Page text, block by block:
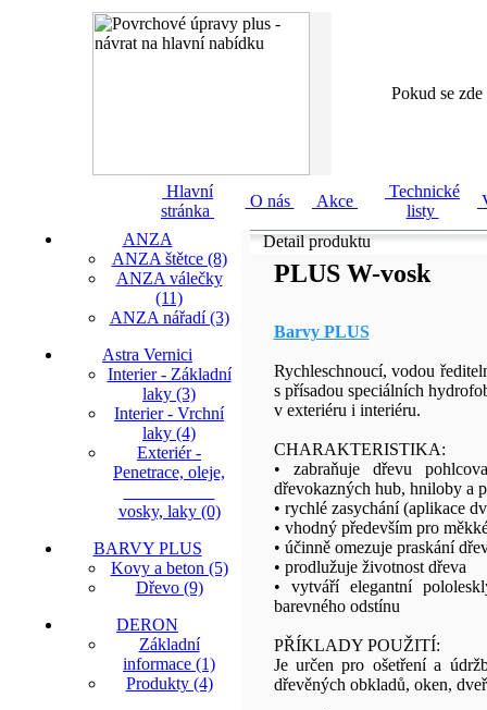
Pokud se
Hlavní
stránka
O nás Akce
Technické
listy
ANZA
ANZA štětce (8)
ANZA válečky
(11)
ANZA nářadí (3)
Astra Vernici
Interier - Základní
laky (3)
Interier - Vrchní
laky (4)
Exteriér -
Penetrace, oleje,
vosky, laky (0)
BARVY PLUS
Kovy a beton (5)
Dřevo (9)
DERON
Základní
informace (1)
Produkty (4)
Detail produktu
PLUS W-vosk
Barvy PLUS
Rychleschnoucí, vodou
s přísadou speciálních
v exteriéru i interiéru.
CHARAKTERISTIKA:
• zabraňuje dřevu
dřevokazných hub, hniloby a
• rychlé zasychání (aplikace
• vhodný především pro
• účinně omezuje praskání
• prodlužuje životnost dřeva
• vytváří elegantní
barevného odstínu
PŘÍKLADY POUŽITÍ:
Je určen pro ošetření a
dřevěných obkladů, oken,